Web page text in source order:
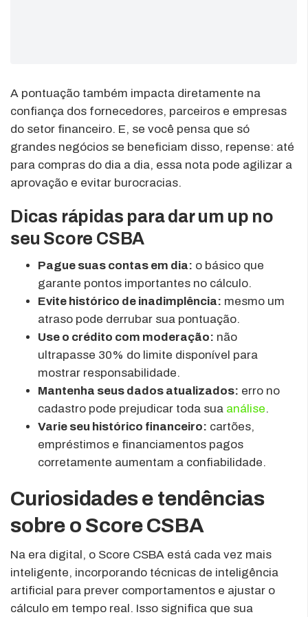
A pontuação também impacta diretamente na
confiança dos fornecedores, parceiros e empresas
do setor financeiro. E, se você pensa que só
grandes negócios se beneficiam disso, repense: até
para compras do dia a dia, essa nota pode agilizar a
aprovação e evitar burocracias.
Dicas rápidas para dar um up no
seu Score CSBA
Pague suas contas em dia: o básico que
garante pontos importantes no cálculo.
Evite histórico de inadimplência: mesmo um
atraso pode derrubar sua pontuação.
Use o crédito com moderação: não
ultrapasse 30% do limite disponível para
mostrar responsabilidade.
Mantenha seus dados atualizados: erro no
cadastro pode prejudicar toda sua análise.
Varie seu histórico financeiro: cartões,
empréstimos e financiamentos pagos
corretamente aumentam a confiabilidade.
Curiosidades e tendências
sobre o Score CSBA
Na era digital, o Score CSBA está cada vez mais
inteligente, incorporando técnicas de inteligência
artificial para prever comportamentos e ajustar o
cálculo em tempo real. Isso significa que sua